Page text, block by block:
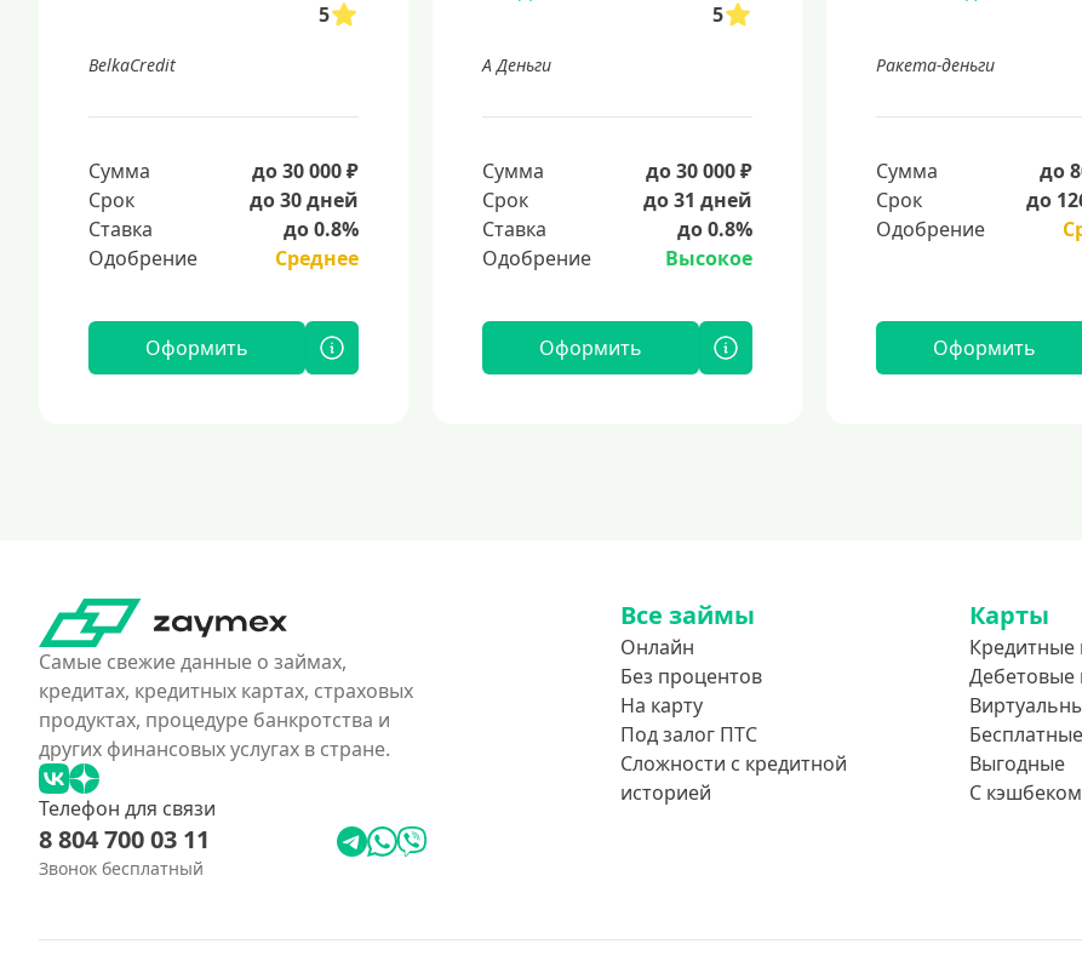
5
BelkaCredit
Сумма
до 30 000 ₽
Срок
до 30 дней
Ставка
до 0.8%
Одобрение
Среднее
Оформить
5
А Деньги
Сумма
до 30 000 ₽
Срок
до 31 дней
Ставка
до 0.8%
Одобрение
Высокое
Оформить
Ракета-деньги
Сумма
до
Срок
до
Одобрение
Оформить
Самые свежие данные о займах,
кредитах, кредитных картах, страховых
продуктах, процедуре банкротства и
других финансовых услугах в стране.
Телефон для связи
8 804 700 03 11
Звонок бесплатный
Все займы
Онлайн
Без процентов
На карту
Под залог ПТС
Сложности с кредитной
историей
Карты
Кредитные
Дебетовые
Бесплатные
Выгодные
С кэшбеком